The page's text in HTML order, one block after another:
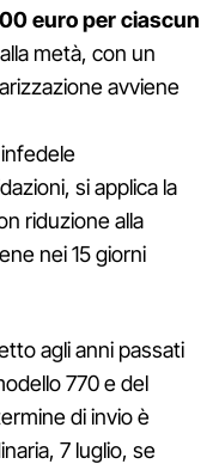
euro per ciascun
metà, con un
avviene
si applica la
riduzione alla
nei 15 giorni
agli anni passati
770 e del
di invio è
7 luglio, se